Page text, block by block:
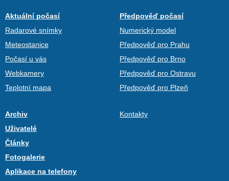
Aktuální počasí
Radarové snímky
Meteostanice
Počasí u vás
Webkamery
Teplotní mapa
Předpověď počasí
Numerický model
Předpověď pro Prahu
Předpověď pro Brno
Předpověď pro Ostravu
Předpověď pro Plzeň
Archiv
Uživatelé
Články
Fotogalerie
Aplikace na telefony
Kontakty